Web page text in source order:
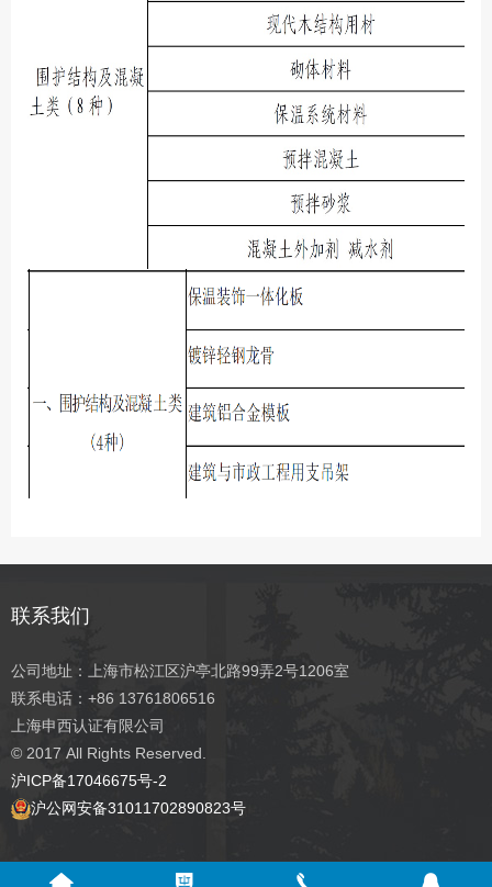
联系我们
公司地址：上海市松江区沪亭北路99弄2号1206室
联系电话：+86 13761806516
上海申西认证有限公司
© 2017 All Rights Reserved.
沪ICP备17046675号-2
沪公网安备31011702890823号